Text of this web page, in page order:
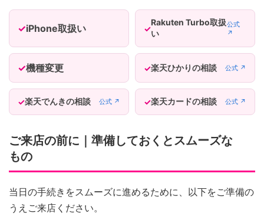
iPhone取扱い
Rakuten Turbo取扱
い
公式
↗
機種変更 楽天ひかりの相談 公式 ↗
楽天でんきの相談 公式 ↗ 楽天カードの相談 公式 ↗
ご来店の前に｜準備しておくとスムーズな
もの
当日の手続きをスムーズに進めるために、以下をご準備の
うえご来店ください。